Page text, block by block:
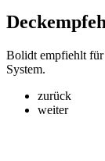
Bolidt empfiehlt für
System.
zurück
weiter